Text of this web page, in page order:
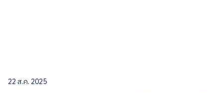
22 ส.ค. 2025